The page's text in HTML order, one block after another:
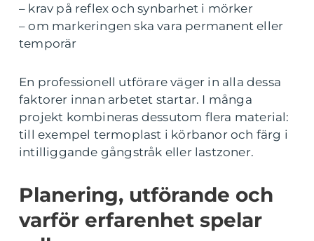
– krav på reflex och synbarhet i mörker
– om markeringen ska vara permanent eller
temporär
En professionell utförare väger in alla dessa
faktorer innan arbetet startar. I många
projekt kombineras dessutom flera material:
till exempel termoplast i körbanor och färg i
intilliggande gångstråk eller lastzoner.
Planering, utförande och
varför erfarenhet spelar